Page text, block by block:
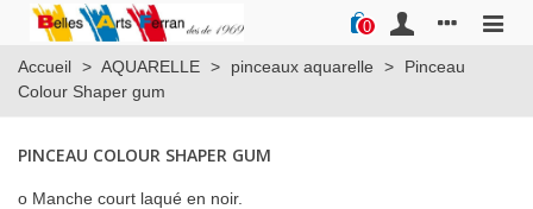
0
Accueil > AQUARELLE > pinceaux aquarelle >
Pinceau
Colour Shaper gum
PINCEAU COLOUR SHAPER GUM
o Manche court laqué en noir.